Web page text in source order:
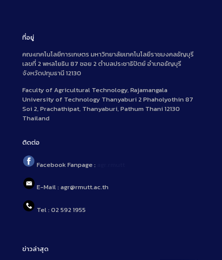
ที่อยู่
คณะเทคโนโลยีการเกษตร มหาวิทยาลัยเทคโนโลยีราชมงคลธัญบุรี
เลขที่ 2 พหลโยธิน 87 ซอย 2 ตำบลประชาธิปัตย์ อำเภอธัญบุรี
จังหวัดปทุมธานี 12130
Faculty of Agricultural Technology, Rajamangala
University of Technology Thanyaburi 2 Phaholyothin 87
Soi 2, Prachathipat, Thanyaburi, Pathum Thani 12130
Thailand
ติดต่อ
Facebook Fanpage :
E-Mail : agr@rmutt.ac.th
Tel : 02 592 1955
ข่าวล่าสุด